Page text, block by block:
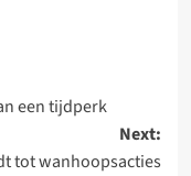
een tijdperk
Next:
tot wanhoopsacties